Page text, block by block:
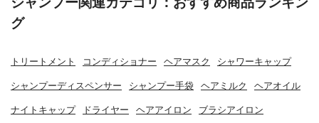
グ
トリートメント コンディショナー ヘアマスク シャワーキャップ
シャンプーディスペンサー シャンプー手袋 ヘアミルク ヘアオイル
ナイトキャップ ドライヤー ヘアアイロン ブラシアイロン